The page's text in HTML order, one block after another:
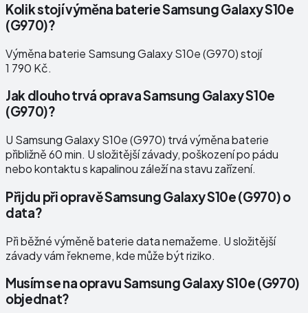
Kolik stojí výměna baterie Samsung Galaxy S10e
(G970)?
Výměna baterie Samsung Galaxy S10e (G970) stojí
1 790 Kč.
Jak dlouho trvá oprava Samsung Galaxy S10e
(G970)?
U Samsung Galaxy S10e (G970) trvá výměna baterie
přibližně 60 min. U složitější závady, poškození po pádu
nebo kontaktu s kapalinou záleží na stavu zařízení.
Přijdu při opravě Samsung Galaxy S10e (G970) o
data?
Při běžné výměně baterie data nemažeme. U složitější
závady vám řekneme, kde může být riziko.
Musím se na opravu Samsung Galaxy S10e (G970)
objednat?